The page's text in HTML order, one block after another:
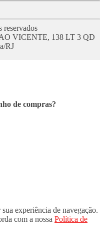
VICENTE, 138 LT 3 QD
RJ
de compras?
experiência de navegação.
com a nossa Política de